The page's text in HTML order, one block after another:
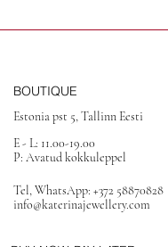
BOUTIQUE
Estonia pst 5, Tallinn Eesti
E - L: 11.00-19.00
P: Avatud kokkuleppel
Tel, WhatsApp: +372 58870828
info@katerinajewellery.com